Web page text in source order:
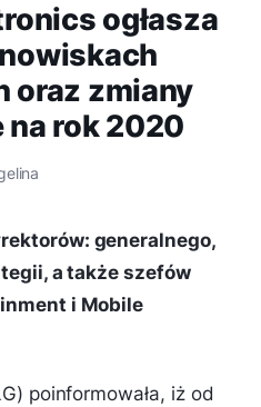
ogłasza
oraz zmiany
rok 2020
generalnego,
a także szefów
i Mobile
poinformowała, iż od